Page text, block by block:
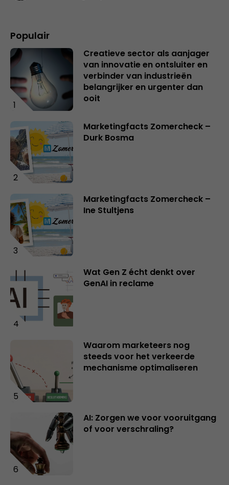
Populair
1
Creatieve sector als aanjager
van innovatie en ontsluiter en
verbinder van industrieën
belangrijker en urgenter dan
ooit
2
Marketingfacts Zomercheck –
Durk Bosma
3
Marketingfacts Zomercheck –
Ine Stultjens
4
Wat Gen Z écht denkt over
GenAI in reclame
5
Waarom marketeers nog
steeds voor het verkeerde
mechanisme optimaliseren
6
AI: Zorgen we voor vooruitgang
of voor verschraling?